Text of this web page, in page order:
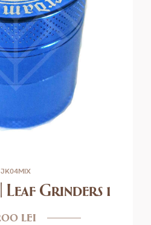
JK04MIX
Leaf Grinders 1
lei